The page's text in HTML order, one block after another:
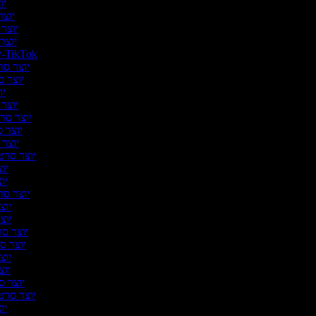
יוצר סרטונים ל-TikTok
יוצר
יוצר
יוצר
יוצר
יוצר
יוצר
יוצר
יוצר
יוצר
יוצר